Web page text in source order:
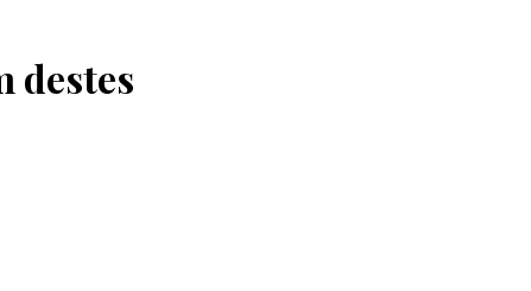
destes